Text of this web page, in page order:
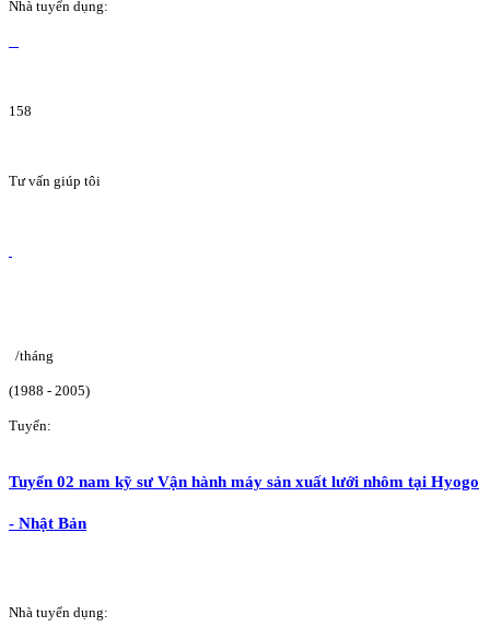
Nhà tuyển dụng:
158
Tư vấn giúp tôi
/tháng
(1988 - 2005)
Tuyển:
Tuyển 02 nam kỹ sư Vận hành máy sản xuất lưới nhôm tại Hyogo
- Nhật Bản
Nhà tuyển dụng: